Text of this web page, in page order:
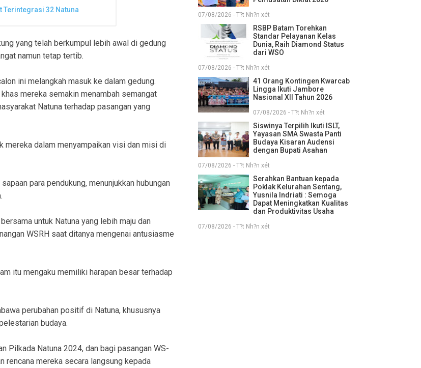
Terintegrasi 32 Natuna
yang telah berkumpul lebih awal di gedung
namun tetap tertib.
ini melangkah masuk ke dalam gedung.
mereka semakin menambah semangat
Natuna terhadap pasangan yang
mereka dalam menyampaikan visi dan misi di
para pendukung, menunjukkan hubungan
untuk Natuna yang lebih maju dan
WSRH saat ditanya mengenai antusiasme
itu mengaku memiliki harapan besar terhadap
perubahan positif di Natuna, khususnya
budaya.
Pilkada Natuna 2024, dan bagi pasangan WS-
rencana mereka secara langsung kepada
07/08/2026 - T?t Nh?n xét
RSBP Batam Torehkan
Standar Pelayanan Kelas
Dunia, Raih Diamond Status
dari WSO
07/08/2026 - T?t Nh?n xét
41 Orang Kontingen Kwarcab
Lingga Ikuti Jambore
Nasional XII Tahun 2026
07/08/2026 - T?t Nh?n xét
Siswinya Terpilih Ikuti ISLT,
Yayasan SMA Swasta Panti
Budaya Kisaran Audensi
dengan Bupati Asahan
07/08/2026 - T?t Nh?n xét
Serahkan Bantuan kepada
Poklak Kelurahan Sentang,
Yusnila Indriati : Semoga
Dapat Meningkatkan Kualitas
dan Produktivitas Usaha
07/08/2026 - T?t Nh?n xét